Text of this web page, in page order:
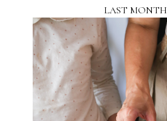
LAST MONTH